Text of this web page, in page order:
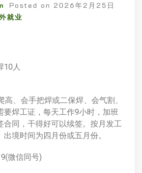
Posted on 2026年2月25日
就业
10人
高、会手把焊或二保焊、会气割、
要焊工证，每天工作9小时，加班
合同，干得好可以续签。按月发工
境时间为四月份或五月份。
微信同号)